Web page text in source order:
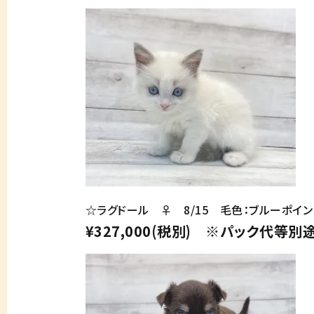
☆ラグドール ♀ 8/15 毛色：ブルーポイン
¥327,000(税別) ※パック代等別